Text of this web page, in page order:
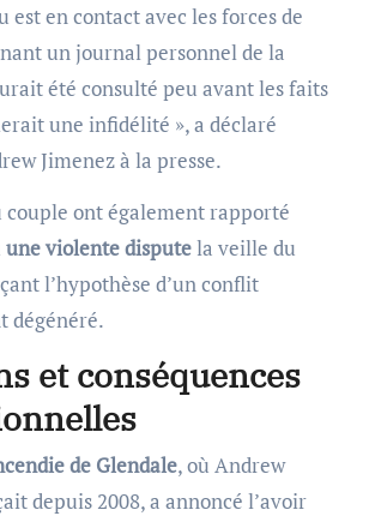
est en contact avec les forces de
un journal personnel de la
été consulté peu avant les faits
une infidélité », a déclaré
Jimenez à la presse.
couple ont également rapporté
une violente disputela veille du
l’hypothèse d’un conflit
dégénéré.
et conséquences
de Glendale, où Andrew
depuis 2008, a annoncé l’avoir